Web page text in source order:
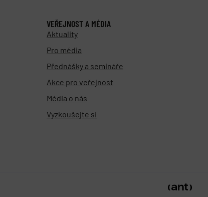
VEŘEJNOST A MÉDIA
Aktuality
Pro média
Přednášky a semináře
Akce pro veřejnost
Média o nás
Vyzkoušejte si